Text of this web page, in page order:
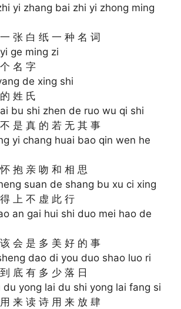
yi zhang bai zhi yi zhong ming
张 白 纸 一 种 名 词
ge ming zi
名 字
de xing shi
姓 氏
bu shi zhen de ruo wu qi shi
是 真 的 若 无 其 事
yi chang huai bao qin wen he
抱 亲 吻 和 相 思
suan de shang bu xu ci xing
上 不 虚 此 行
an gai hui shi duo mei hao de
会 是 多 美 好 的 事
dao di you duo shao luo ri
底 有 多 少 落 日
du yong lai du shi yong lai fang si
来 读 诗 用 来 放 肆